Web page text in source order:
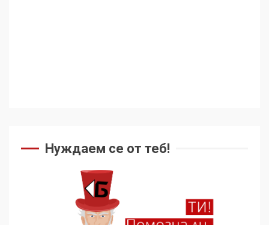
Нуждаем се от теб!